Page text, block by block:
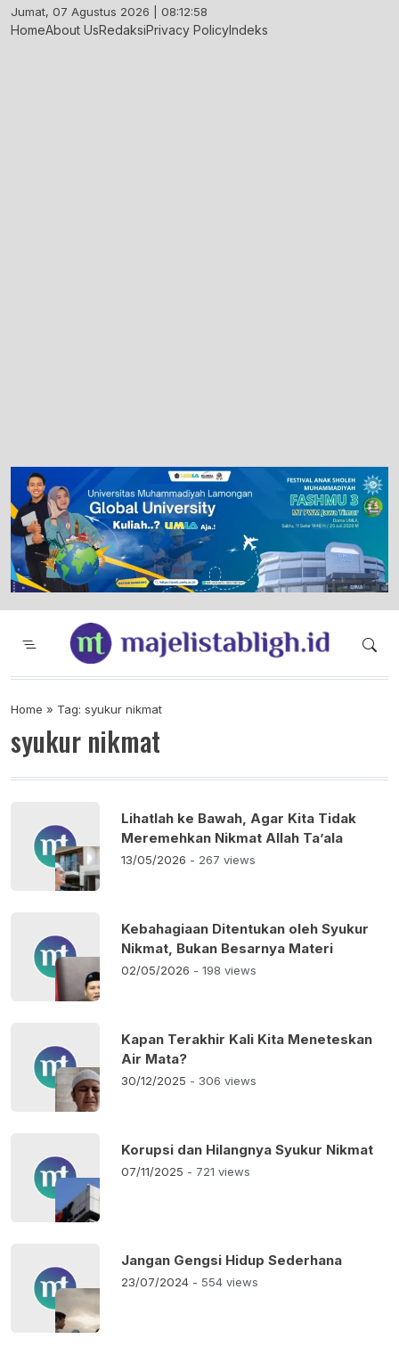
Skip
to
Jumat, 07 Agustus 2026 | 08:12:58
HomeAbout UsRedaksiPrivacy PolicyIndeks
Majelis Tabligh Muhammadiyah
Syiar Dakwah Islam Berkemajuan dan
Home » Tag: syukur nikmat
syukur nikmat
Lihatlah ke Bawah, Agar Kita Tidak
Meremehkan Nikmat Allah Ta’ala
13/05/2026 - 267 views
Kebahagiaan Ditentukan oleh Syukur
Nikmat, Bukan Besarnya Materi
02/05/2026 - 198 views
Kapan Terakhir Kali Kita Meneteskan
Air Mata?
30/12/2025 - 306 views
Korupsi dan Hilangnya Syukur Nikmat
07/11/2025 - 721 views
Jangan Gengsi Hidup Sederhana
23/07/2024 - 554 views